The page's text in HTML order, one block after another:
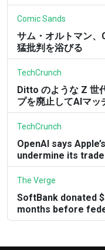
Comic Sands
サム・オルトマン
猛批判を浴びる
TechCrunch
Ditto のような Z 世
プを廃止してAIマッ
TechCrunch
OpenAI says
undermine its
The Verge
SoftBank donated
months before